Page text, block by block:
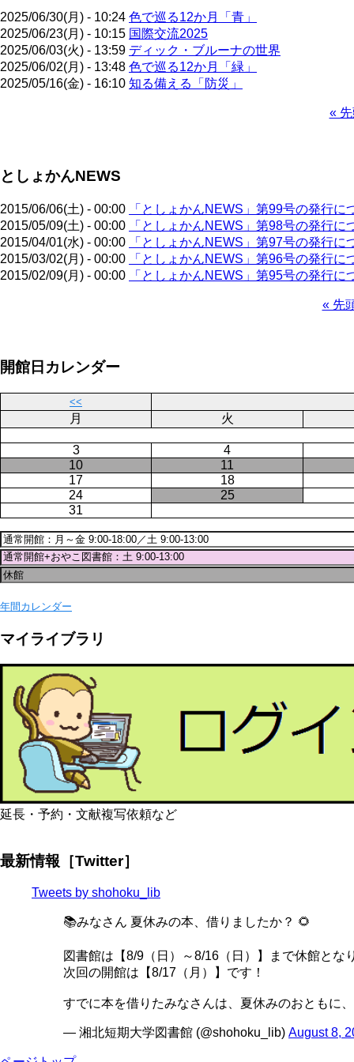
2025/06/30(月) - 10:24 色で巡る12か月「青」
2025/06/23(月) - 10:15 国際交流2025
2025/06/03(火) - 13:59 ディック・ブルーナの世界
2025/06/02(月) - 13:48 色で巡る12か月「緑」
2025/05/16(金) - 16:10 知る備える「防災」
送
先
«
としょかんNEWS
2015/06/06(土) - 00:00
「としょかんNEWS」第99号の発行に
2015/05/09(土) - 00:00
「としょかんNEWS」第98号の発行に
2015/04/01(水) - 00:00
「としょかんNEWS」第97号の発行に
2015/03/02(月) - 00:00
「としょかんNEWS」第96号の発行に
2015/02/09(月) - 00:00
「としょかんNEWS」第95号の発行に
送
先
« 先
開館日カレンダー
<<
月 火
3
4
10
11
17
18
24
25
31
年間カレンダー
マイライブラリ
延長・予約・文献複写依頼など
最新情報［Twitter］
Tweets by shohoku_lib
📚みなさん 夏休みの本、借りましたか？ 🌻
図書館は【8/9（日）～8/16（日）】まで休館とな
次回の開館は【8/17（月）】です！
すでに本を借りたみなさんは、夏休みのおともに
— 湘北短期大学図書館 (@shohoku_lib) August 8,